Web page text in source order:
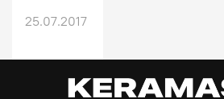
25.07.2017